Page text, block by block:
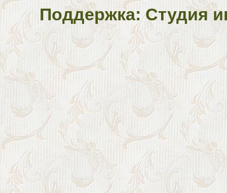
Поддержка: Студия